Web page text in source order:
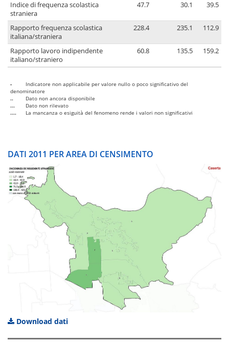
Indice di frequenza scolastica
straniera
47.7 30.1 39.5
Rapporto frequenza scolastica
italiana/straniera
228.4 235.1 112.9
Rapporto lavoro indipendente
italiano/straniero
60.8 135.5 159.2
-
Indicatore non applicabile per valore nullo o poco significativo del
denominatore
..
Dato non ancora disponibile
...
Dato non rilevato
....
La mancanza o esiguità del fenomeno rende i valori non significativi
DATI 2011 PER AREA DI CENSIMENTO
Download dati